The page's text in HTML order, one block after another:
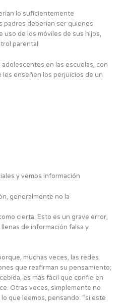
lo suficientemente
padres deberían ser quienes
uso de los móviles de sus hijos,
parental.
adolescentes en las escuelas, con
les enseñen los perjuicios de un
y vemos información
generalmente no la
cierta. Esto es un grave error,
de información falsa y
muchas veces, las redes
que reafirman su pensamiento;
es más fácil que confíe en
Otras veces, simplemente no
que leemos, pensando: “si este